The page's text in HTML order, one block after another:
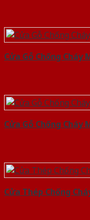
Cửa Gỗ Chống Cháy
Cửa Gỗ Chống Cháy
Cửa Thép Chống